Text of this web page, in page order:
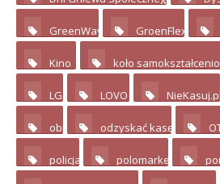
GreenWay 4 GroenFlex 2
Kino 10 koło
LG 3 LOVO 4 NieKasuj.pl
obi 2 odzyskać kasę 2
policja 3 polomarket 2